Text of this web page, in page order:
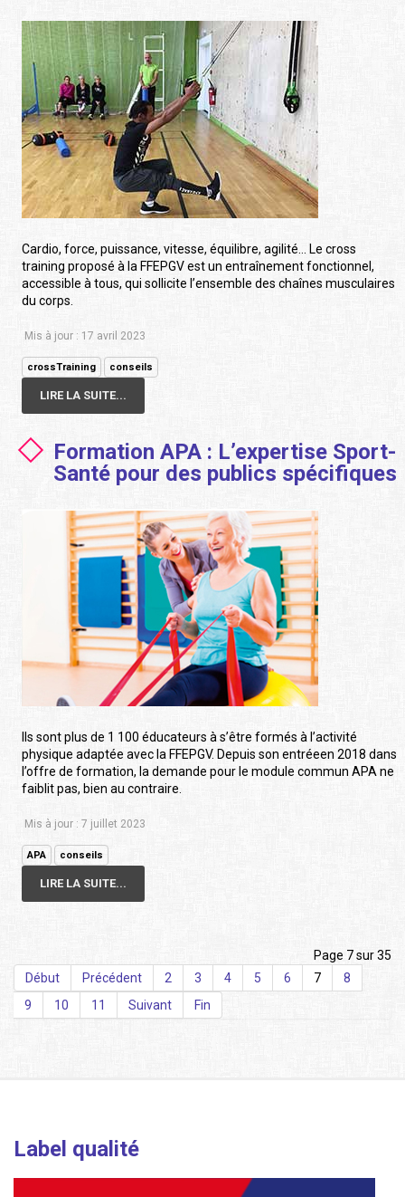
Cardio, force, puissance, vitesse, équilibre, agilité… Le cross
training proposé à la FFEPGV est un entraînement fonctionnel,
accessible à tous, qui sollicite l’ensemble des chaînes musculaires
du corps.
Mis à jour : 17 avril 2023
crossTraining conseils
LIRE LA SUITE...
Formation APA : L’expertise Sport-
Santé pour des publics spécifiques
Ils sont plus de 1 100 éducateurs à s’être formés à l’activité
physique adaptée avec la FFEPGV. Depuis son entréeen 2018 dans
l’offre de formation, la demande pour le module commun APA ne
faiblit pas, bien au contraire.
Mis à jour : 7 juillet 2023
APA conseils
LIRE LA SUITE...
Page 7 sur 35
Début
Précédent 2 3 4 5 6 7
8
9
10 11 Suivant Fin
Label qualité